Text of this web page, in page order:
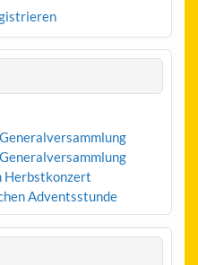
Herbstkonzert
Adventsstunde